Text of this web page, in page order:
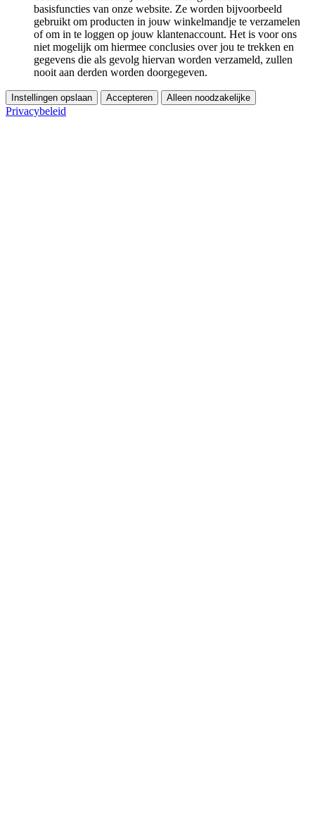
basisfuncties van onze website. Ze worden bijvoorbeeld
gebruikt om producten in jouw winkelmandje te verzamelen
of om in te loggen op jouw klantenaccount. Het is voor ons
niet mogelijk om hiermee conclusies over jou te trekken en
gegevens die als gevolg hiervan worden verzameld, zullen
nooit aan derden worden doorgegeven.
Instellingen opslaan Accepteren Alleen noodzakelijke
Privacybeleid